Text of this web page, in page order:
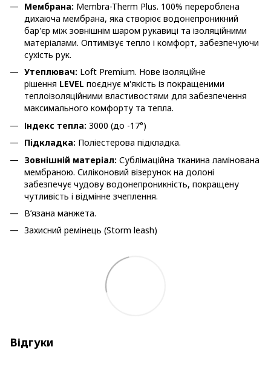
Мембрана: Membra-Therm Plus. 100% перероблена
дихаюча мембрана, яка створює водонепроникний
бар'єр між зовнішнім шаром рукавиці та ізоляційними
матеріалами. Оптимізує тепло і комфорт, забезпечуючи
сухість рук.
Утеплювач: Loft Premium. Нове ізоляційне
рішення LEVEL поєднує м'якість із покращеними
теплоізоляційними властивостями для забезпечення
максимального комфорту та тепла.
Індекс тепла: 3000 (до -17°)
Підкладка: Поліестерова підкладка.
Зовнішній матеріал: Сублімаційна тканина ламінована
мембраною. Силіконовий візерунок на долоні
забезпечує чудову водонепроникність, покращену
чутливість і відмінне зчеплення.
В’язана манжета.
Захисний ремінець (Storm leash)
Відгуки